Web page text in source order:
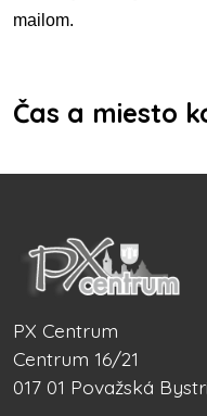
mailom.
Čas a miesto
PX Centrum
Centrum 16/21
017 01 Považská